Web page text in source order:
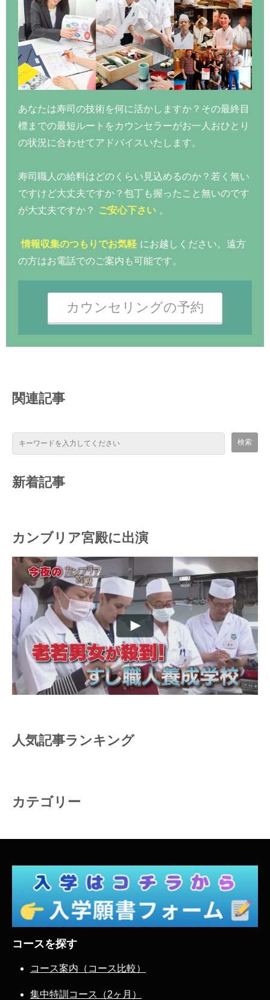
あなたは寿司の技術を何に活かしますか？その最終目
標までの最短ルートをカウンセラーがお一人おひとり
の状況に合わせてアドバイスいたします。
寿司職人の給料はどのくらい見込めるのか？若く無い
ですけど大丈夫ですか？包丁も握ったこと無いのです
が大丈夫ですか？
ご安心下さい 。
情報収集のつもりでお気軽 にお越しください。遠方
の方はお電話でのご案内も可能です。
カウンセリングの予約
関連記事
新着記事
カンブリア宮殿に出演
人気記事ランキング
カテゴリー
コースを探す
コース案内（コース比較）
集中特訓コース（2ヶ月）